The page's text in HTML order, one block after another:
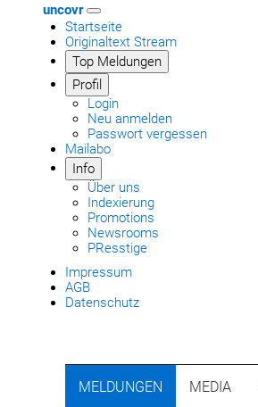
uncovr
Startseite
Originaltext Stream
Top Meldungen
Profil
Login
Neu anmelden
Passwort vergessen
Mailabo
Info
Über uns
Indexierung
Promotions
Newsrooms
PResstige
Impressum
AGB
Datenschutz
MELDUNGEN MEDIA